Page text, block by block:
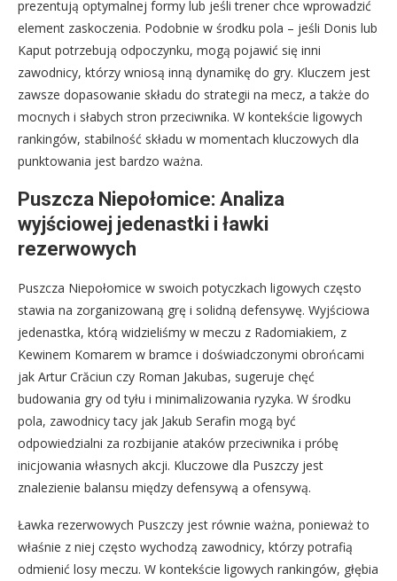
prezentują optymalnej formy lub jeśli trener chce wprowadzić
element zaskoczenia. Podobnie w środku pola – jeśli Donis lub
Kaput potrzebują odpoczynku, mogą pojawić się inni
zawodnicy, którzy wniosą inną dynamikę do gry. Kluczem jest
zawsze dopasowanie składu do strategii na mecz, a także do
mocnych i słabych stron przeciwnika. W kontekście ligowych
rankingów, stabilność składu w momentach kluczowych dla
punktowania jest bardzo ważna.
Puszcza Niepołomice: Analiza
wyjściowej jedenastki i ławki
rezerwowych
Puszcza Niepołomice w swoich potyczkach ligowych często
stawia na zorganizowaną grę i solidną defensywę. Wyjściowa
jedenastka, którą widzieliśmy w meczu z Radomiakiem, z
Kewinem Komarem w bramce i doświadczonymi obrońcami
jak Artur Crăciun czy Roman Jakubas, sugeruje chęć
budowania gry od tyłu i minimalizowania ryzyka. W środku
pola, zawodnicy tacy jak Jakub Serafin mogą być
odpowiedzialni za rozbijanie ataków przeciwnika i próbę
inicjowania własnych akcji. Kluczowe dla Puszczy jest
znalezienie balansu między defensywą a ofensywą.
Ławka rezerwowych Puszczy jest równie ważna, ponieważ to
właśnie z niej często wychodzą zawodnicy, którzy potrafią
odmienić losy meczu. W kontekście ligowych rankingów, głębia